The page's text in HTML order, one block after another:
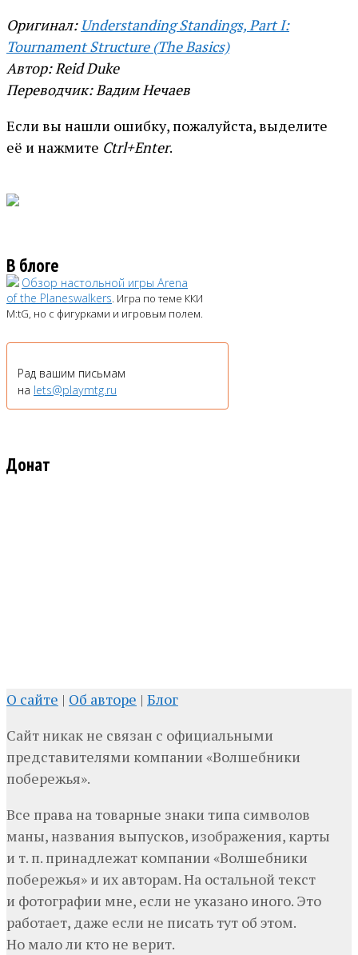
Оригинал: Understanding Standings, Part I:
Tournament Structure (The Basics)
Автор: Reid Duke
Переводчик: Вадим Нечаев
Если вы нашли ошибку, пожалуйста, выделите
её и нажмите Ctrl+Enter.
В блоге
Обзор настольной игры Arena
of the Planeswalkers. Игра по теме ККИ
M:tG, но с фигурками и игровым полем.
Рад вашим письмам
на lets@playmtg.ru
Донат
О сайте | Об авторе | Блог
Сайт никак не связан с официальными
представителями компании «Волшебники
побережья».
Все права на товарные знаки типа символов
маны, названия выпусков, изображения, карты
и т. п. принадлежат компании «Волшебники
побережья» и их авторам. На остальной текст
и фотографии мне, если не указано иного. Это
работает, даже если не писать тут об этом.
Но мало ли кто не верит.